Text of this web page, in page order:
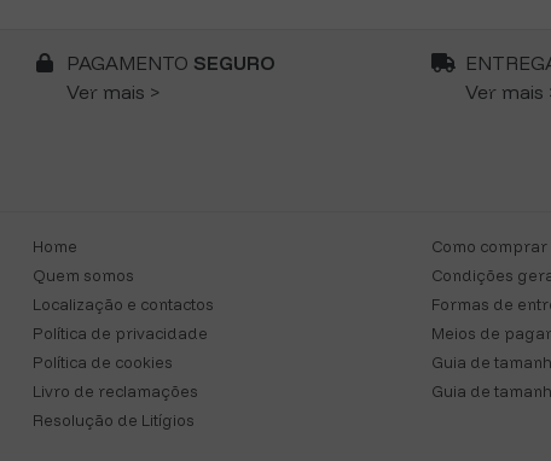
PAGAMENTO SEGURO
Ver mais >
Ver mais
Home
Quem somos
Localização e contactos
Política de privacidade
Política de cookies
Livro de reclamações
Resolução de Litígios
Como comprar
Condições
Formas de
Meios de
Guia de
Guia de